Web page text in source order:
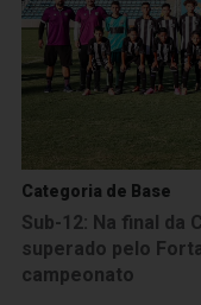
Categoria de Base
Sub-12: Na final da
superado pelo
campeonato